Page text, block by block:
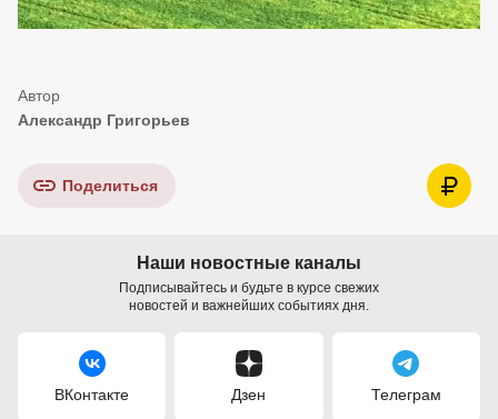
Александр Григорьев
Поделиться
Наши новостные каналы
Подписывайтесь и будьте в курсе свежих
новостей и важнейших событиях дня.
ВКонтакте Дзен Телеграм